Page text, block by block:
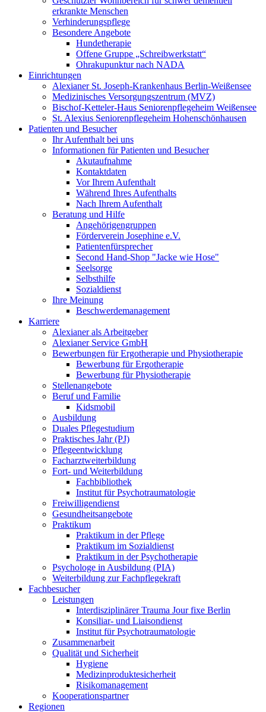
erkrankte Menschen
Verhinderungspflege
Besondere Angebote
Hundetherapie
Offene Gruppe „Schreibwerkstatt“
Ohrakupunktur nach NADA
Einrichtungen
Alexianer St. Joseph-Krankenhaus Berlin-Weißensee
Medizinisches Versorgungszentrum (MVZ)
Bischof-Ketteler-Haus Seniorenpflegeheim Weißensee
St. Alexius Seniorenpflegeheim Hohenschönhausen
Patienten und Besucher
Ihr Aufenthalt bei uns
Informationen für Patienten und Besucher
Akutaufnahme
Kontaktdaten
Vor Ihrem Aufenthalt
Während Ihres Aufenthalts
Nach Ihrem Aufenthalt
Beratung und Hilfe
Angehörigengruppen
Förderverein Josephine e.V.
Patientenfürsprecher
Second Hand-Shop "Jacke wie Hose"
Seelsorge
Selbsthilfe
Sozialdienst
Ihre Meinung
Beschwerdemanagement
Karriere
Alexianer als Arbeitgeber
Alexianer Service GmbH
Bewerbungen für Ergotherapie und Physiotherapie
Bewerbung für Ergotherapie
Bewerbung für Physiotherapie
Stellenangebote
Beruf und Familie
Kidsmobil
Ausbildung
Duales Pflegestudium
Praktisches Jahr (PJ)
Pflegeentwicklung
Facharztweiterbildung
Fort- und Weiterbildung
Fachbibliothek
Institut für Psychotraumatologie
Freiwilligendienst
Gesundheitsangebote
Praktikum
Praktikum in der Pflege
Praktikum im Sozialdienst
Praktikum in der Psychotherapie
Psychologe in Ausbildung (PIA)
Weiterbildung zur Fachpflegekraft
Fachbesucher
Leistungen
Interdisziplinärer Trauma Jour fixe Berlin
Konsiliar- und Liaisondienst
Institut für Psychotraumatologie
Zusammenarbeit
Qualität und Sicherheit
Hygiene
Medizinproduktesicherheit
Risikomanagement
Kooperationspartner
Regionen